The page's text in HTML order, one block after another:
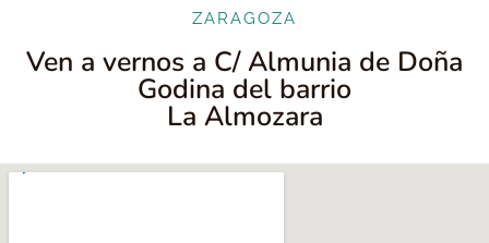
ZARAGOZA
Ven a vernos a C/ Almunia de Doña
Godina del barrio
La Almozara